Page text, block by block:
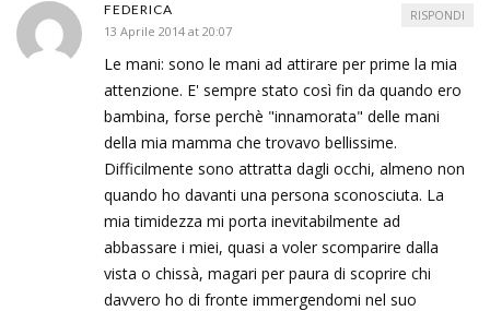
FEDERICA
13 Aprile 2014 at 20:07
Le mani: sono le mani ad attirare per prime la mia
attenzione. E' sempre stato così fin da quando ero
bambina, forse perchè "innamorata" delle mani
della mia mamma che trovavo bellissime.
Difficilmente sono attratta dagli occhi, almeno non
quando ho davanti una persona sconosciuta. La
mia timidezza mi porta inevitabilmente ad
abbassare i miei, quasi a voler scomparire dalla
vista o chissà, magari per paura di scoprire chi
davvero ho di fronte immergendomi nel suo
RISPONDI